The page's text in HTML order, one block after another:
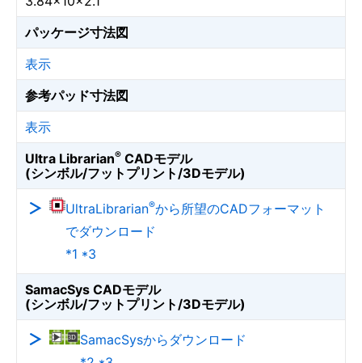
パッケージ寸法図
表示
参考パッド寸法図
表示
Ultra Librarian® CADモデル
(シンボル/フットプリント/3Dモデル)
UltraLibrarian®から所望のCADフォーマット
でダウンロード
*1 *3
SamacSys CADモデル
(シンボル/フットプリント/3Dモデル)
SamacSysからダウンロード